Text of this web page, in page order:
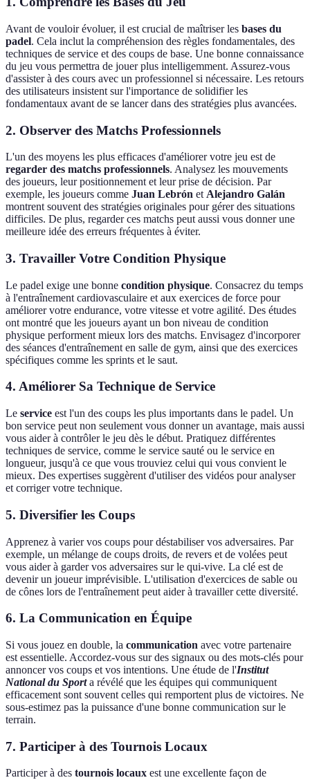
Avant de vouloir évoluer, il est crucial de maîtriser les bases du
padel. Cela inclut la compréhension des règles fondamentales, des
techniques de service et des coups de base. Une bonne connaissance
du jeu vous permettra de jouer plus intelligemment. Assurez-vous
d'assister à des cours avec un professionnel si nécessaire. Les retours
des utilisateurs insistent sur l'importance de solidifier les
fondamentaux avant de se lancer dans des stratégies plus avancées.
2. Observer des Matchs Professionnels
L'un des moyens les plus efficaces d'améliorer votre jeu est de
regarder des matchs professionnels. Analysez les mouvements
des joueurs, leur positionnement et leur prise de décision. Par
exemple, les joueurs comme Juan Lebrón et Alejandro Galán
montrent souvent des stratégies originales pour gérer des situations
difficiles. De plus, regarder ces matchs peut aussi vous donner une
meilleure idée des erreurs fréquentes à éviter.
3. Travailler Votre Condition Physique
Le padel exige une bonne condition physique. Consacrez du temps
à l'entraînement cardiovasculaire et aux exercices de force pour
améliorer votre endurance, votre vitesse et votre agilité. Des études
ont montré que les joueurs ayant un bon niveau de condition
physique performent mieux lors des matchs. Envisagez d'incorporer
des séances d'entraînement en salle de gym, ainsi que des exercices
spécifiques comme les sprints et le saut.
4. Améliorer Sa Technique de Service
Le service est l'un des coups les plus importants dans le padel. Un
bon service peut non seulement vous donner un avantage, mais aussi
vous aider à contrôler le jeu dès le début. Pratiquez différentes
techniques de service, comme le service sauté ou le service en
longueur, jusqu'à ce que vous trouviez celui qui vous convient le
mieux. Des expertises suggèrent d'utiliser des vidéos pour analyser
et corriger votre technique.
5. Diversifier les Coups
Apprenez à varier vos coups pour déstabiliser vos adversaires. Par
exemple, un mélange de coups droits, de revers et de volées peut
vous aider à garder vos adversaires sur le qui-vive. La clé est de
devenir un joueur imprévisible. L'utilisation d'exercices de sable ou
de cônes lors de l'entraînement peut aider à travailler cette diversité.
6. La Communication en Équipe
Si vous jouez en double, la communication avec votre partenaire
est essentielle. Accordez-vous sur des signaux ou des mots-clés pour
annoncer vos coups et vos intentions. Une étude de l'Institut
National du Sporta révélé que les équipes qui communiquent
efficacement sont souvent celles qui remportent plus de victoires. Ne
sous-estimez pas la puissance d'une bonne communication sur le
terrain.
7. Participer à des Tournois Locaux
Participer à des tournois locaux est une excellente façon de